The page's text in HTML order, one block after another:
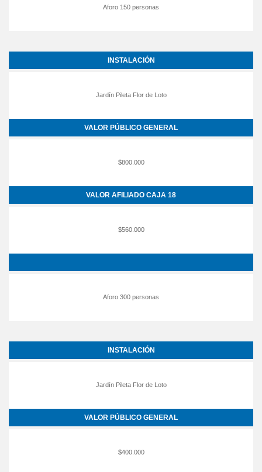
Aforo 150 personas
INSTALACIÓN
Jardín Pileta Flor de Loto
VALOR PÚBLICO GENERAL
$800.000
VALOR AFILIADO CAJA 18
$560.000
Aforo 300 personas
INSTALACIÓN
Jardín Pileta Flor de Loto
VALOR PÚBLICO GENERAL
$400.000